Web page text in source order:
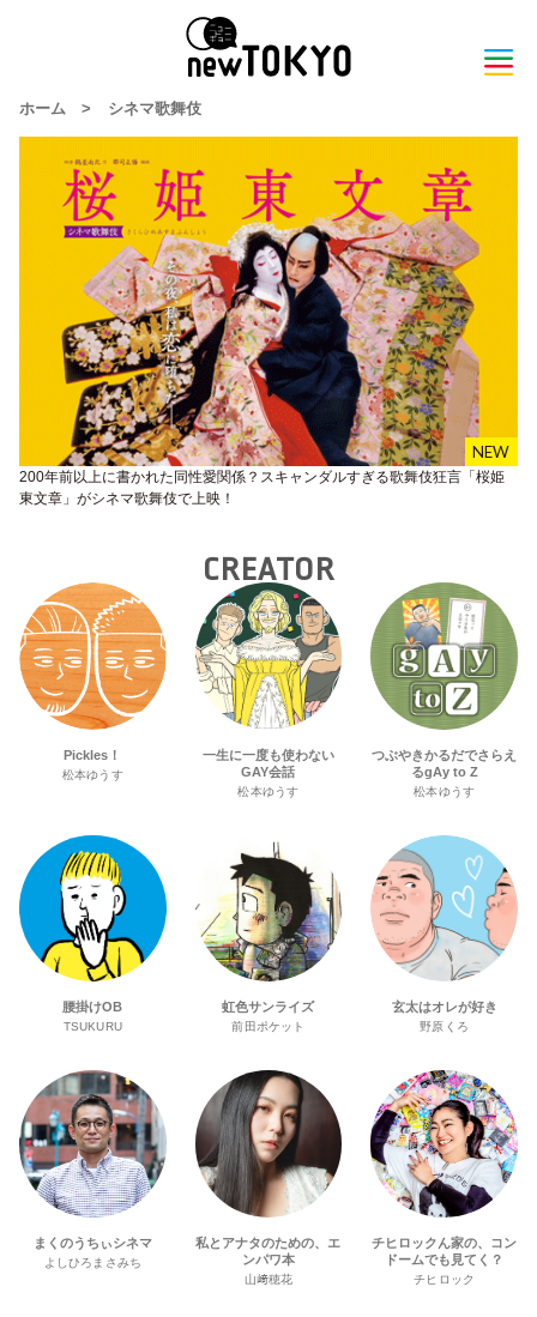
ホーム > シネマ歌舞伎
200年前以上に書かれた同性愛関係？スキャンダルすぎる歌舞伎狂言「桜姫
東文章」がシネマ歌舞伎で上映！
CREATOR
Pickles！
松本ゆうす
一生に一度も使わない
GAY会話
松本ゆうす
つぶやきかるだでさらえ
るgAy to Z
松本ゆうす
腰掛けOB
TSUKURU
虹色サンライズ
前田ポケット
玄太はオレが好き
野原くろ
まくのうちぃシネマ
よしひろまさみち
私とアナタのための、エ
ンパワ本
山﨑穂花
チヒロックん家の、コン
ドームでも見てく？
チヒロック